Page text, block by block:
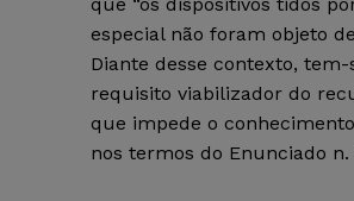
especial não foram objeto
Diante desse contexto,
requisito viabilizador do
que impede o
nos termos do Enunciado n.